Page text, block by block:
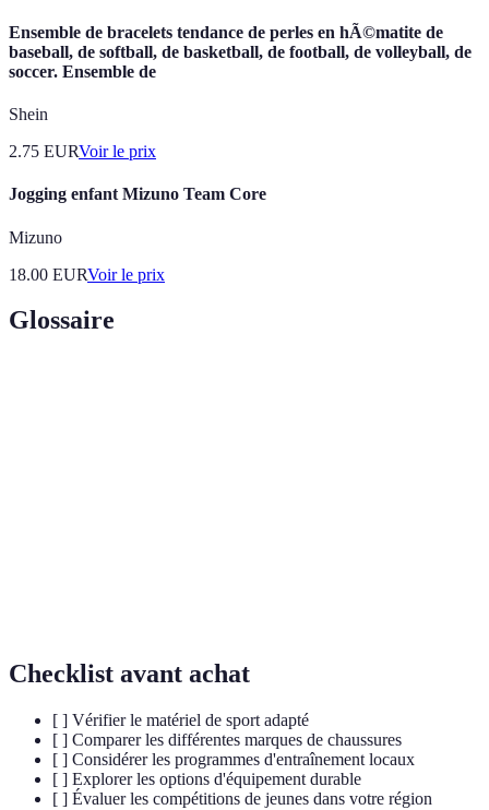
Ensemble de bracelets tendance de perles en hÃ©matite de
baseball, de softball, de basketball, de football, de volleyball, de
soccer. Ensemble de
Shein
2.75 EURVoir le prix
Jogging enfant Mizuno Team Core
Mizuno
18.00 EURVoir le prix
Glossaire
Checklist avant achat
[ ] Vérifier le matériel de sport adapté
[ ] Comparer les différentes marques de chaussures
[ ] Considérer les programmes d'entraînement locaux
[ ] Explorer les options d'équipement durable
[ ] Évaluer les compétitions de jeunes dans votre région